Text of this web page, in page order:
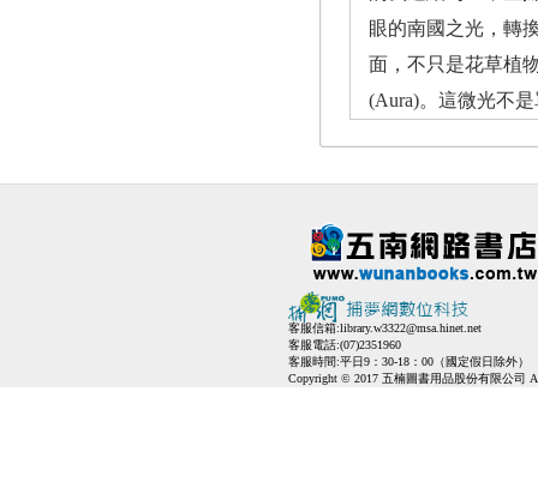
眼的南國之光，轉
面，不只是花草植
(Aura)。這微光不
客服信箱:library.w3322@msa.hinet.net
客服電話:(07)2351960
客服時間:平日9：30-18：00（國定假日除外）
Copyright © 2017 五楠圖書用品股份有限公司